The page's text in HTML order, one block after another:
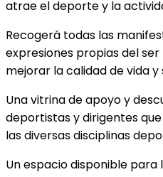
atrae el deporte y la
Recogerá todas las
expresiones propias del
mejorar la calidad de vida y
Una vitrina de apoyo y
deportistas y dirigentes
las diversas disciplinas
Un espacio disponible para